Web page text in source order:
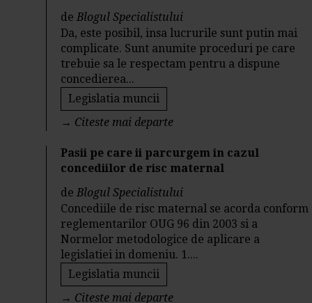
deBlogul Specialistului
Da, este posibil, insa lucrurile sunt putin mai
complicate. Sunt anumite proceduri pe care
trebuie sa le respectam pentru a dispune
concedierea...
Legislatia muncii
→ Citeste mai departe
Pasii pe care ii parcurgem in cazul
concediilor de risc maternal
deBlogul Specialistului
Concediile de risc maternal se acorda conform
reglementarilor OUG 96 din 2003 si a
Normelor metodologice de aplicare a
legislatiei in domeniu. 1....
Legislatia muncii
→ Citeste mai departe